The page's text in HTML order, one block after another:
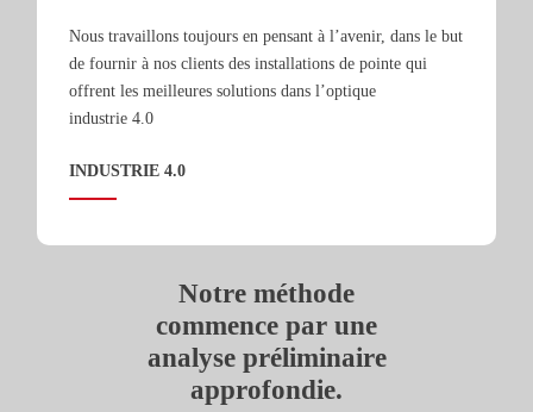
Nous travaillons toujours en pensant à l’avenir, dans le but
de fournir à nos clients des installations de pointe qui
offrent les meilleures solutions dans l’optique
industrie 4.0
INDUSTRIE 4.0
Notre méthode
commence par une
analyse préliminaire
approfondie.